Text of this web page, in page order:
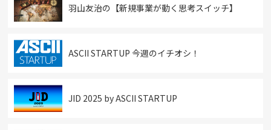
羽山友治の【新規事業が動く思考スイッチ】
ASCII STARTUP 今週のイチオシ！
JID 2025 by ASCII STARTUP